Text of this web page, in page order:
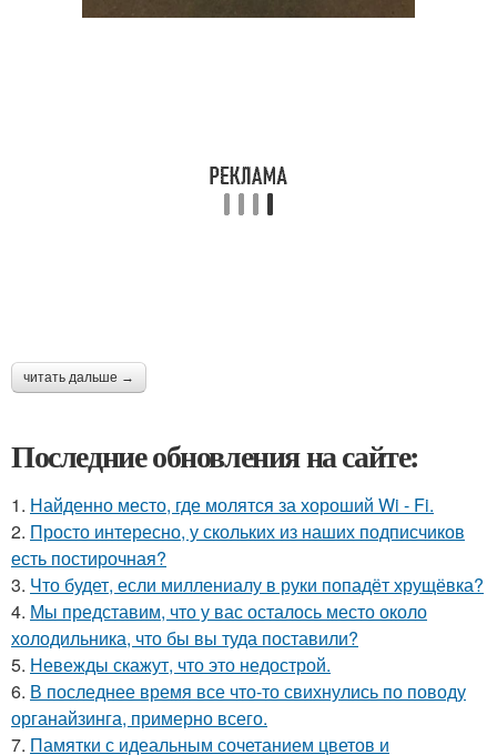
читать дальше →
Последние обновления на сайте:
1. Найденно место, где молятся за хороший Wi - Fi.
2. Просто интересно, у скольких из наших подписчиков
есть постирочная?
3. Что будет, если миллениалу в руки попадёт хрущёвка?
4. Мы представим, что у вас осталось место около
холодильника, что бы вы туда поставили?
5. Невежды скажут, что это недострой.
6. В последнее время все что-то свихнулись по поводу
органайзинга, примерно всего.
7. Памятки с идеальным сочетанием цветов и